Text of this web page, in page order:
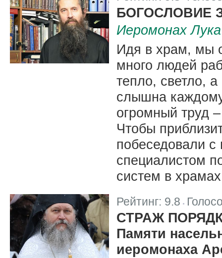
БОГОСЛОВИЕ
Иеромонах
Идя в храм, мы
много людей
тепло, светло,
слышна
огромный труд
Чтобы
побеседовали
специалистом
систем в храмах
Рейтинг: 9.8
СТРАЖ
Памяти
иеромонаха